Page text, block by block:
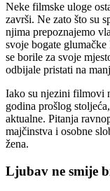
Neke filmske uloge
završi. Ne zato što su
njima prepoznajemo
svoje bogate
se borile za svoje
odbijale pristati na
Iako su njezini filmovi
godina prošlog
aktualne. Pitanja
majčinstva i osobne
žena.
Ljubav ne smije